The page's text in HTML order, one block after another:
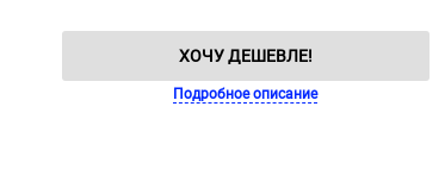
ХОЧУ ДЕШЕВЛЕ!
Подробное описание